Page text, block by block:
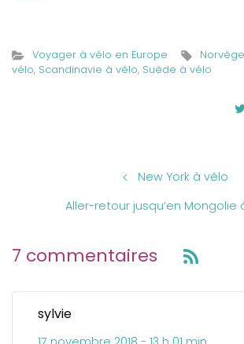
Voyager à vélo en Europe
vélo, Scandinavie à vélo, Suède à vélo
New York à vélo
Aller-retour jusqu’en Mongolie
7 commentaires
sylvie